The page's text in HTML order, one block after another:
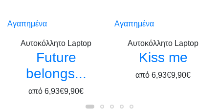
Αγαπημένα
Αυτοκόλλητο Laptop
Future
belongs...
από 6,93€9,90€
Αγαπημένα
Αυτοκόλλητο Laptop
Kiss me
από 6,93€9,90€